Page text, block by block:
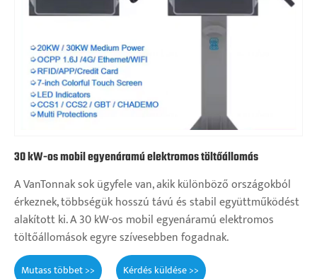
30 kW-os mobil egyenáramú elektromos töltőállomás
A VanTonnak sok ügyfele van, akik különböző országokból
érkeznek, többségük hosszú távú és stabil együttműködést
alakított ki. A 30 kW-os mobil egyenáramú elektromos
töltőállomások egyre szívesebben fogadnak.
Mutass többet >> Kérdés küldése >>